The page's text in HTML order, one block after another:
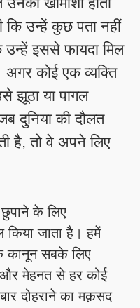
कि उन्हें कुछ पता नहीं
उन्हें इससे फायदा मिल
अगर कोई एक व्यक्ति
झूठा या पागल
दुनिया की दौलत
है, तो वे अपने लिए
के लिए
किया जाता है। हमें
कानून सबके लिए
और मेहनत से हर कोई
दोहराने का मक़सद